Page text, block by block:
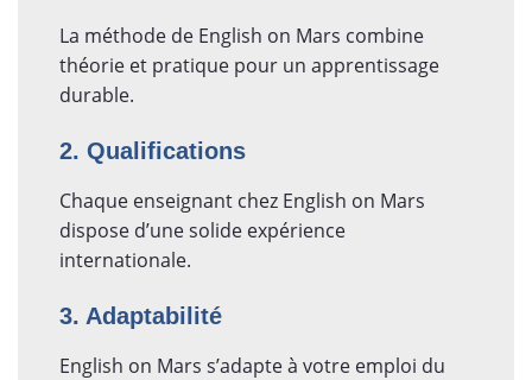
La méthode de English on Mars combine
théorie et pratique pour un apprentissage
durable.
2. Qualifications
Chaque enseignant chez English on Mars
dispose d’une solide expérience
internationale.
3. Adaptabilité
English on Mars s’adapte à votre emploi du